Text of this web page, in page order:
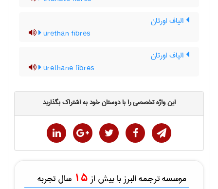
الیاف اورتان
urethan fibres
الیاف اورتان
urethane fibres
این واژه تخصصی را با دوستان خود به اشتراک بگذارید
موسسه ترجمه البرز با بیش از 15 سال تجربه